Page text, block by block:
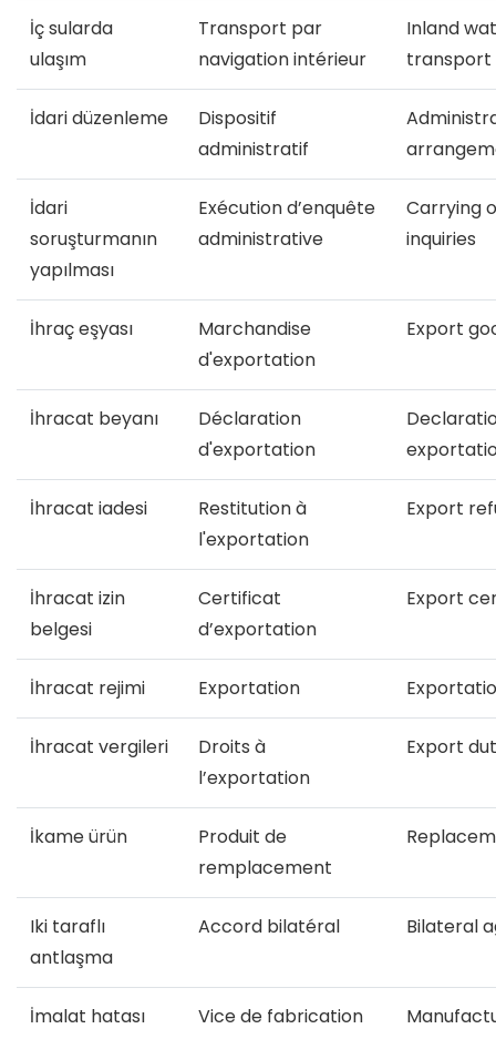
İç sularda
ulaşım
Transport par
navigation intérieur
Inland
transport
İdari düzenleme
Dispositif
administratif
İdari
soruşturmanın
yapılması
Exécution d’enquête
administrative
Carrying
inquiries
İhraç eşyası
Marchandise
d'exportation
Export
İhracat beyanı
Déclaration
d'exportation
İhracat iadesi
Restitution à
l'exportation
Export
İhracat izin
belgesi
Certificat
d’exportation
Export
İhracat rejimi Exportation
İhracat vergileri
Droits à
l’exportation
Export
İkame ürün
Produit de
remplacement
Iki taraflı
antlaşma
Accord bilatéral Bilateral
İmalat hatası Vice de fabrication